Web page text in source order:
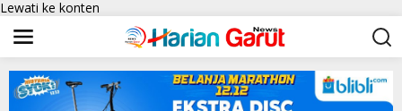
Lewati ke konten